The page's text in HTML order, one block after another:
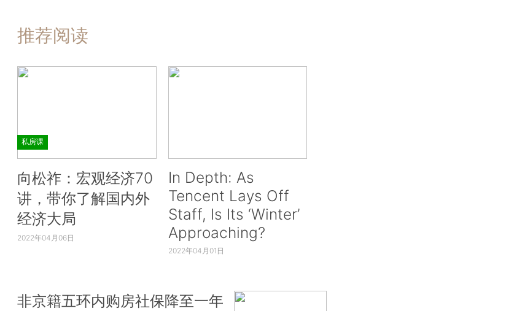
推荐阅读
私房课
向松祚：宏观经济70
讲，带你了解国内外
经济大局
2022年04月06日
In Depth: As
Tencent Lays Off
Staff, Is Its ‘Winter’
Approaching?
2022年04月01日
非京籍五环内购房社保降至一年